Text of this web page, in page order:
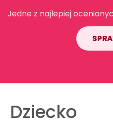
Jedne z najlepiej
Dziecko